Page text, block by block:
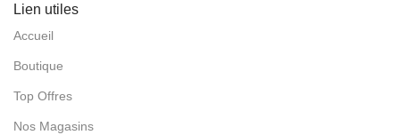
Lien utiles
Accueil
Boutique
Top Offres
Nos Magasins